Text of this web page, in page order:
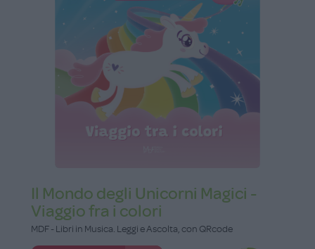
Il Mondo degli Unicorni Magici -
Viaggio fra i colori
MDF - Libri in Musica. Leggi e Ascolta, con QRcode